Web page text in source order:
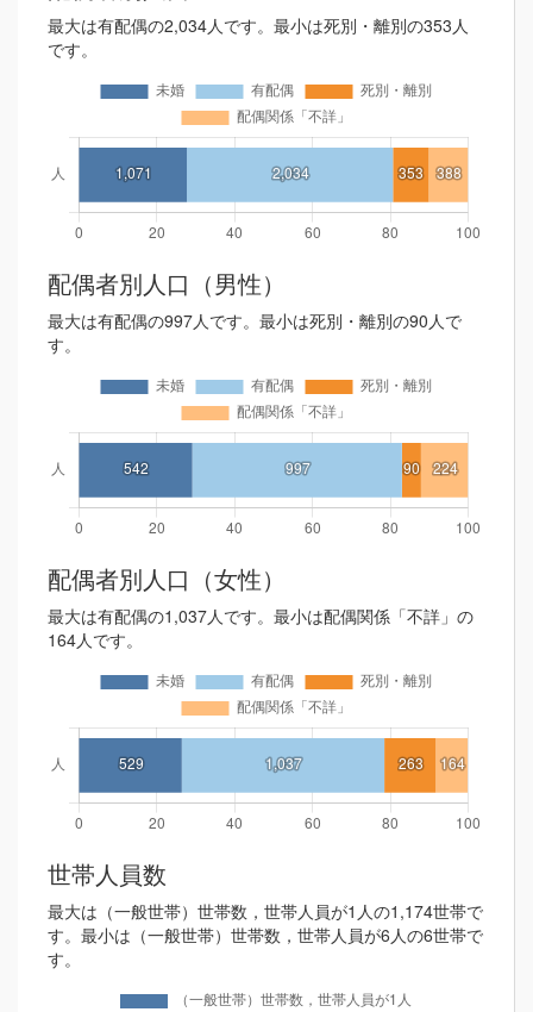
最大は有配偶の2,034人です。最小は死別・離別の353人
です。
配偶者別人口（男性）
最大は有配偶の997人です。最小は死別・離別の90人で
す。
配偶者別人口（女性）
最大は有配偶の1,037人です。最小は配偶関係「不詳」の
164人です。
世帯人員数
最大は（一般世帯）世帯数，世帯人員が1人の1,174世帯で
す。最小は（一般世帯）世帯数，世帯人員が6人の6世帯で
す。